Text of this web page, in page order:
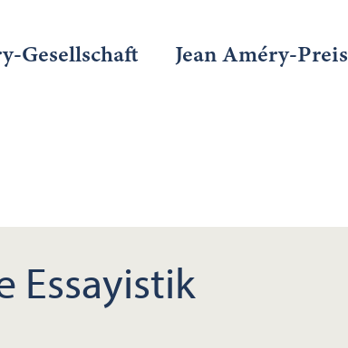
Gesellschaft Jean Améry-Preis
Essayistik